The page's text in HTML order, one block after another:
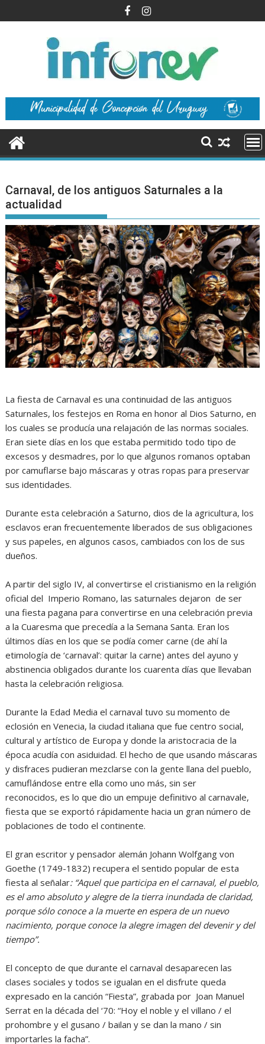
al
Carnaval, de los antiguos Saturnales a la
actualidad
La fiesta de Carnaval es una continuidad de las antiguos
Saturnales, los festejos en Roma en honor al Dios Saturno, en
los cuales se producía una relajación de las normas sociales.
Eran siete días en los que estaba permitido todo tipo de
excesos y desmadres, por lo que algunos romanos optaban
por camuflarse bajo máscaras y otras ropas para preservar
sus identidades.
Durante esta celebración a Saturno, dios de la agricultura, los
esclavos eran frecuentemente liberados de sus obligaciones
y sus papeles, en algunos casos, cambiados con los de sus
dueños.
A partir del siglo IV, al convertirse el cristianismo en la religión
oficial del Imperio Romano, las saturnales dejaron de ser
una fiesta pagana para convertirse en una celebración previa
a la Cuaresma que precedía a la Semana Santa. Eran los
últimos días en los que se podía comer carne (de ahí la
etimología de ‘carnaval’: quitar la carne) antes del ayuno y
abstinencia obligados durante los cuarenta días que llevaban
hasta la celebración religiosa.
Durante la Edad Media el carnaval tuvo su momento de
eclosión en Venecia, la ciudad italiana que fue centro social,
cultural y artístico de Europa y donde la aristocracia de la
época acudía con asiduidad. El hecho de que usando máscaras
y disfraces pudieran mezclarse con la gente llana del pueblo,
camuflándose entre ella como uno más, sin ser
reconocidos, es lo que dio un empuje definitivo al carnavale,
fiesta que se exportó rápidamente hacia un gran número de
poblaciones de todo el continente.
El gran escritor y pensador alemán Johann Wolfgang von
Goethe (1749-1832) recupera el sentido popular de esta
fiesta al señalar: “Aquel que participa en el carnaval, el pueblo,
es el amo absoluto y alegre de la tierra inundada de claridad,
porque sólo conoce a la muerte en espera de un nuevo
nacimiento, porque conoce la alegre imagen del devenir y del
tiempo”.
El concepto de que durante el carnaval desaparecen las
clases sociales y todos se igualan en el disfrute queda
expresado en la canción “Fiesta”, grabada por Joan Manuel
Serrat en la década del ‘70: “Hoy el noble y el villano / el
prohombre y el gusano / bailan y se dan la mano / sin
importarles la facha”.